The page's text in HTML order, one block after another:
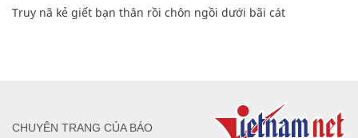
Truy nã kẻ giết bạn thân rồi chôn ngồi dưới bãi cát
CHUYÊN TRANG CỦA BÁO